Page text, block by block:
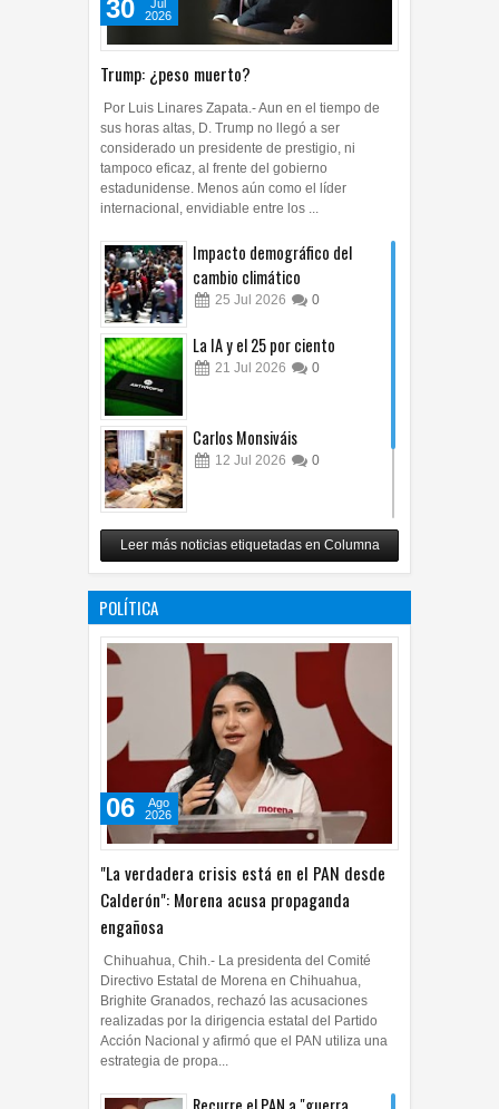
Trump: ¿peso muerto?
30
Jul
2026
Por Luis Linares Zapata.- Aun en el tiempo de
sus horas altas, D. Trump no llegó a ser
considerado un presidente de prestigio, ni
tampoco eficaz, al frente del gobierno
estadunidense. Menos aún como el líder
internacional, envidiable entre los ...
Impacto demográfico del
cambio climático
25 Jul 2026 0
La IA y el 25 por ciento
21 Jul 2026 0
Carlos Monsiváis
12 Jul 2026 0
Revuelo en la inteligencia
artificial
07 Jul 2026 0
Leer más noticias etiquetadas en Columna
POLÍTICA
"La verdadera crisis está en el PAN desde
Calderón": Morena acusa propaganda
engañosa
06
Ago
2026
Chihuahua, Chih.- La presidenta del Comité
Directivo Estatal de Morena en Chihuahua,
Brighite Granados, rechazó las acusaciones
realizadas por la dirigencia estatal del Partido
Acción Nacional y afirmó que el PAN utiliza una
estrategia de propa...